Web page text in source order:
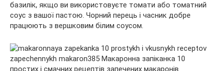
базилік, якщо ви використовуєте томати або томатний
соус з вашої пастою. Чорний перець і часник добре
працюють з вершковим білим соусом.